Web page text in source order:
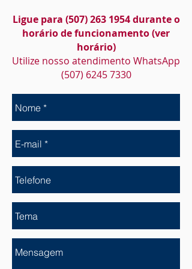
Ligue para (507) 263 1954durante o
horário de funcionamento (ver
horário)
Utilize nosso atendimento WhatsApp
(507) 6245 7330